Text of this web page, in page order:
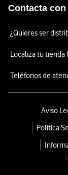
Contacta
¿Quieres ser
Localiza tu tienda
Teléfonos de
Aviso
Política